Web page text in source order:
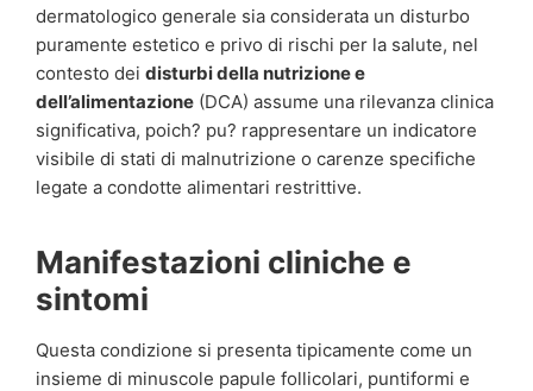
dermatologico generale sia considerata un disturbo
puramente estetico e privo di rischi per la salute, nel
contesto dei disturbi della nutrizione e
dell’alimentazione (DCA) assume una rilevanza clinica
significativa, poich? pu? rappresentare un indicatore
visibile di stati di malnutrizione o carenze specifiche
legate a condotte alimentari restrittive.
Manifestazioni cliniche e
sintomi
Questa condizione si presenta tipicamente come un
insieme di minuscole papule follicolari, puntiformi e